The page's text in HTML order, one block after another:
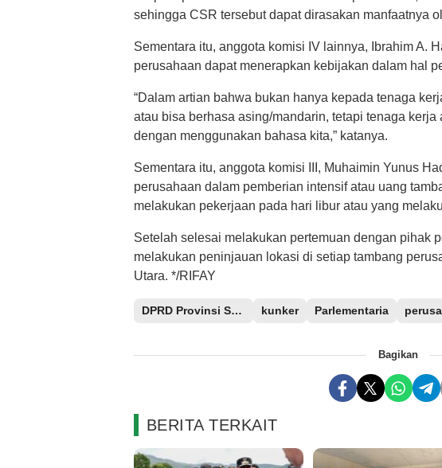
sehingga CSR tersebut dapat dirasakan manfaatnya
Sementara itu, anggota komisi IV lainnya, Ibrahim A.
perusahaan dapat menerapkan kebijakan dalam hal
“Dalam artian bahwa bukan hanya kepada tenaga
atau bisa berhasa asing/mandarin, tetapi tenaga
dengan menggunakan bahasa kita,” katanya.
Sementara itu, anggota komisi III, Muhaimin Yunus
perusahaan dalam pemberian intensif atau uang
melakukan pekerjaan pada hari libur atau yang
Setelah selesai melakukan pertemuan dengan pihak
melakukan peninjauan lokasi di setiap tambang
Utara. */RIFAY
DPRD Provinsi Sulteng kunker Parlementaria
Bagikan
BERITA TERKAIT